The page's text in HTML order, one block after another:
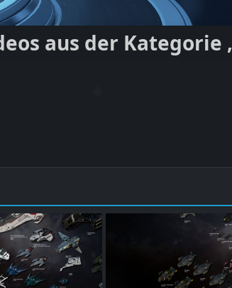
aus der Kategorie
1